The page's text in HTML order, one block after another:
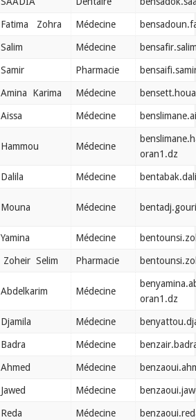
Fatima Zohra Médecine
Salim Médecine
Samir Pharmacie
Amina Karima Médecine
Aissa Médecine
Hammou Médecine
oran1.dz
Dalila Médecine
Mouna Médecine
Yamina Médecine
Zoheir Selim Pharmacie
Abdelkarim Médecine
oran1.dz
Djamila Médecine
Badra Médecine
Ahmed Médecine
Jawed Médecine
Reda Médecine